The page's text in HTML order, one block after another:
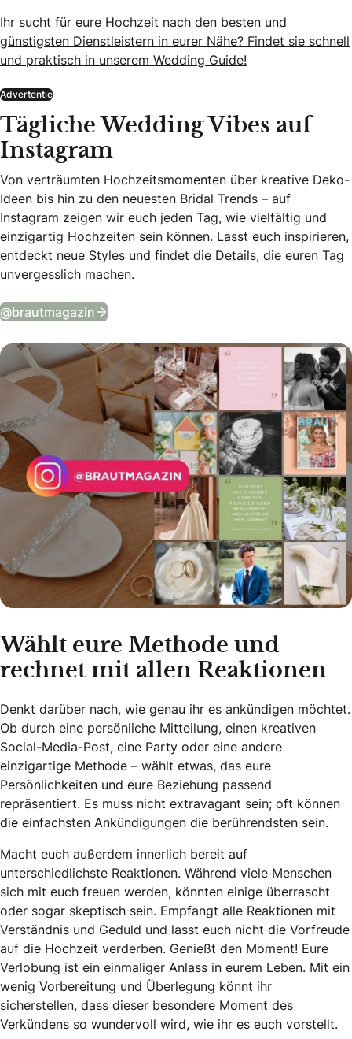
Ihr sucht für eure Hochzeit nach den besten und
günstigsten Dienstleistern in eurer Nähe? Findet sie schnell
und praktisch in unserem Wedding Guide!
Advertentie
Tägliche Wedding Vibes auf
Instagram
Von verträumten Hochzeitsmomenten über kreative Deko-
Ideen bis hin zu den neuesten Bridal Trends – auf
Instagram zeigen wir euch jeden Tag, wie vielfältig und
einzigartig Hochzeiten sein können. Lasst euch inspirieren,
entdeckt neue Styles und findet die Details, die euren Tag
unvergesslich machen.
@brautmagazin Tägliche Wedding Vibes auf Instagram
Wählt eure Methode und
rechnet mit allen Reaktionen
Denkt darüber nach, wie genau ihr es ankündigen möchtet.
Ob durch eine persönliche Mitteilung, einen kreativen
Social-Media-Post, eine Party oder eine andere
einzigartige Methode – wählt etwas, das eure
Persönlichkeiten und eure Beziehung passend
repräsentiert. Es muss nicht extravagant sein; oft können
die einfachsten Ankündigungen die berührendsten sein.
Macht euch außerdem innerlich bereit auf
unterschiedlichste Reaktionen. Während viele Menschen
sich mit euch freuen werden, könnten einige überrascht
oder sogar skeptisch sein. Empfangt alle Reaktionen mit
Verständnis und Geduld und lasst euch nicht die Vorfreude
auf die Hochzeit verderben. Genießt den Moment! Eure
Verlobung ist ein einmaliger Anlass in eurem Leben. Mit ein
wenig Vorbereitung und Überlegung könnt ihr
sicherstellen, dass dieser besondere Moment des
Verkündens so wundervoll wird, wie ihr es euch vorstellt.